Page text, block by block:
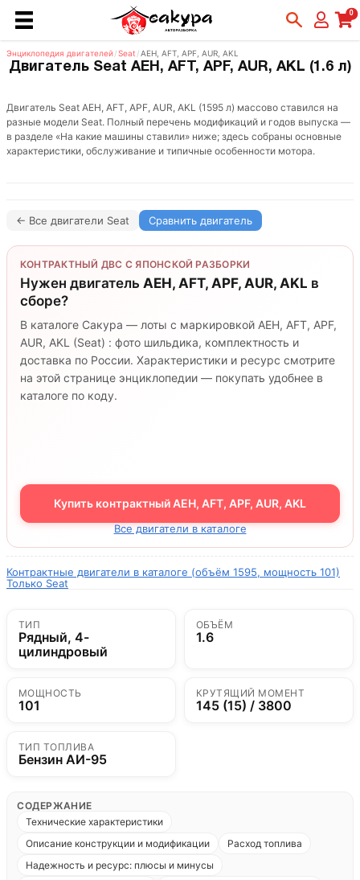
0
Энциклопедия двигателей/Seat /AEH, AFT, APF, AUR, AKL
Двигатель Seat AEH, AFT, APF, AUR, AKL (1.6 л)
Двигатель Seat AEH, AFT, APF, AUR, AKL (1595 л) массово ставился на
разные модели Seat. Полный перечень модификаций и годов выпуска —
в разделе «На какие машины ставили» ниже; здесь собраны основные
характеристики, обслуживание и типичные особенности мотора.
← Все двигатели Seat Сравнить двигатель
КОНТРАКТНЫЙ ДВС С ЯПОНСКОЙ РАЗБОРКИ
Нужен двигатель AEH, AFT, APF, AUR, AKL в
сборе?
В каталоге Сакура — лоты с маркировкой AEH, AFT, APF,
AUR, AKL (Seat) : фото шильдика, комплектность и
доставка по России. Характеристики и ресурс смотрите
на этой странице энциклопедии — покупать удобнее в
каталоге по коду.
Купить контрактный AEH, AFT, APF, AUR, AKL
Все двигатели в каталоге
Контрактные двигатели в каталоге (объём 1595, мощность 101)
Только Seat
ТИП
Рядный, 4-
цилиндровый
ОБЪЁМ
1.6
МОЩНОСТЬ
101
КРУТЯЩИЙ МОМЕНТ
145 (15) / 3800
ТИП ТОПЛИВА
Бензин АИ-95
СОДЕРЖАНИЕ
Технические характеристики
Описание конструкции и модификации
Расход топлива
Надежность и ресурс: плюсы и минусы